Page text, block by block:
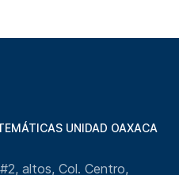
UNIDAD OAXACA
altos, Col. Centro,